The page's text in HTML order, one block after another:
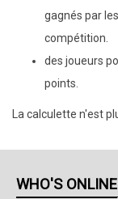
gagnés par
compétition.
des joueurs
points.
La calculette n'est
WHO'S ONLINE